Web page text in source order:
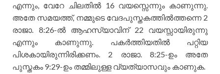
എന്നും, വേറേ ചിലതില്‍ 16 വയസ്സെന്നും കാണുന്നു.
അതേ സമയത്ത്, നമ്മുടെ വേദപുസ്തകത്തില്‍ത്തന്നെ 2
രാജാ. 8:26-ല്‍ ആഹസ്യാവിന് 22 വയസ്സായിരുന്നു
എന്നും കാണുന്നു. പകര്‍ത്തിയതില്‍ പറ്റിയ
പിശകായിരുന്നിരിക്കണം. 2 രാജാ. 8:25-ഉം അതേ
പുസ്തകം 9:29-ഉം തമ്മിലുള്ള വ്യത്യാസവും കാണുക.